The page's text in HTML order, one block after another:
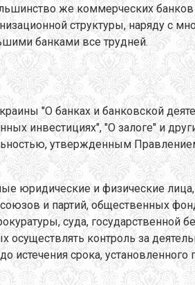
же коммерческих
структуры, наряду с
банками все трудней.
"О банках и банковской
инвестициях", "О залоге" и
утвержденным
юридические и физические
и партий, общественных
суда, государственной
осуществлять контроль за
истечения срока,